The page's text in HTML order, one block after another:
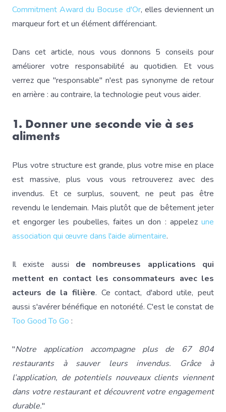
Commitment Award du Bocuse d'Or, elles deviennent un
marqueur fort et un élément différenciant.
Dans cet article, nous vous donnons 5 conseils pour
améliorer votre responsabilité au quotidien. Et vous
verrez que "responsable" n'est pas synonyme de retour
en arrière : au contraire, la technologie peut vous aider.
1. Donner une seconde vie à ses
aliments
Plus votre structure est grande, plus votre mise en place
est massive, plus vous vous retrouverez avec des
invendus. Et ce surplus, souvent, ne peut pas être
revendu le lendemain. Mais plutôt que de bêtement jeter
et engorger les poubelles, faites un don : appelez une
association qui œuvre dans l'aide alimentaire.
Il existe aussi de nombreuses applications qui
mettent en contact les consommateurs avec les
acteurs de la filière. Ce contact, d'abord utile, peut
aussi s'avérer bénéfique en notoriété. C'est le constat de
Too Good To Go :
"Notre application accompagne plus de 67 804
restaurants à sauver leurs invendus. Grâce à
l’application, de potentiels nouveaux clients viennent
dans votre restaurant et découvrent votre engagement
durable."